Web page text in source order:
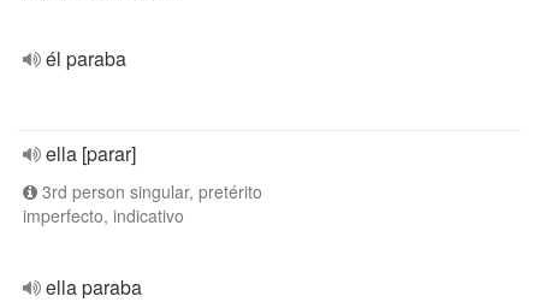
él paraba
ella [parar]
3rd person singular, pretérito
imperfecto, indicativo
ella paraba